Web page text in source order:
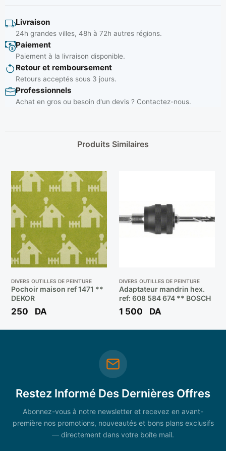
Livraison
24h grandes villes, 48h à 72h autres régions.
Paiement
Paiement à la livraison disponible.
Retour et remboursement
Retours acceptés sous 3 jours.
Professionnels
Achat en gros ou besoin d'un devis ? Contactez-nous.
Produits Similaires
DIVERS OUTILLES DE PEINTURE
Pochoir maison ref 1471 **
DEKOR
250 DA
DIVERS OUTILLES DE PEINTURE
Adaptateur mandrin hex.
ref: 608 584 674 ** BOSCH
1 500 DA
Restez Informé Des Dernières Offres
Abonnez-vous à notre newsletter et recevez en avant-
première nos promotions, nouveautés et bons plans exclusifs
— directement dans votre boîte mail.